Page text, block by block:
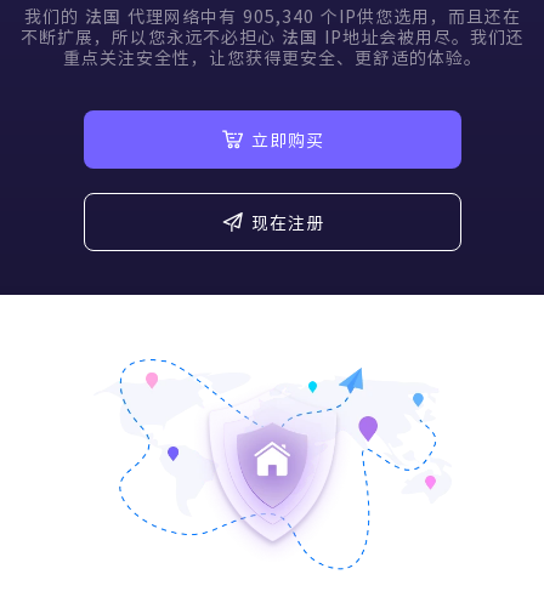
我们的 法国 代理网络中有 905,340 个IP供您选用，而且还在
不断扩展，所以您永远不必担心 法国
IP地址会被用尽。我们还
重点关注安全性，让您获得更安全、更舒适的体验。
立即购买
现在注册